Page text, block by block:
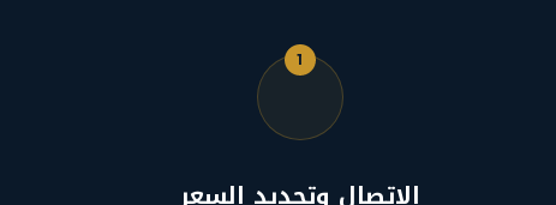
1